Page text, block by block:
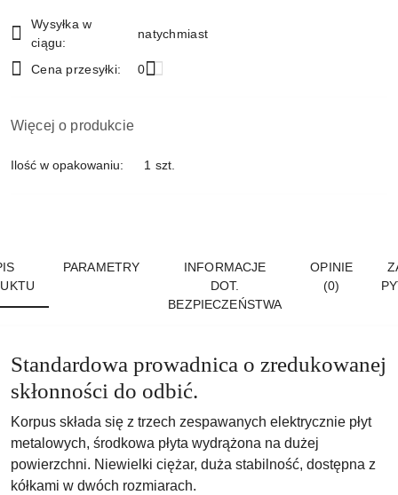
dostawa
Wysyłka w
ciągu:
natychmiast
Cena przesyłki: 0
Więcej o produkcie
Ilość w opakowaniu: 1 szt.
PARAMETRY
INFORMACJE
DOT.
BEZPIECZEŃSTWA
OPINIE
(0)
Standardowa prowadnica o zredukowanej
skłonności do odbić.
Korpus składa się z trzech zespawanych elektrycznie płyt
metalowych, środkowa płyta wydrążona na dużej
powierzchni. Niewielki ciężar, duża stabilność, dostępna z
kółkami w dwóch rozmiarach.